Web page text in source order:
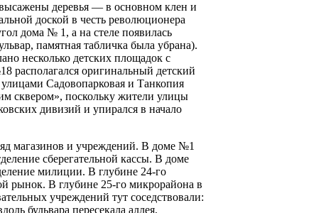
деревья — в основном клен и
доской в честь революционера
дома № 1, а на стеле появилась
памятная табличка была убрана).
несколько детских площадок с
располагался оригинальный детский
Садовопарковая и Танкопия
сквером», поскольку жители улицы
дивизий и упирался в начало
магазинов и учреждений. В доме №1
сберегательной кассы. В доме
милиции. В глубине 24-го
рынок. В глубине 25-го микрорайона в
учреждений тут соседствовали:
бульвара пересекала аллея,